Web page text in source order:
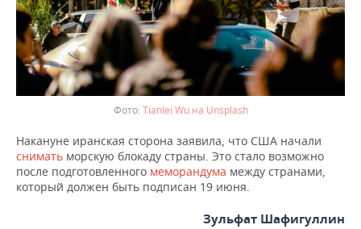
Tianlei Wu на Unsplash
Накануне иранская сторона заявила, что США начали
снимать морскую блокаду страны. Это стало возможно
после подготовленного меморандума между странами,
который должен быть подписан 19 июня.
Зульфат Шафигуллин